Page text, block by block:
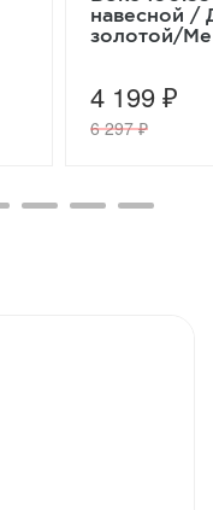
навесной /
золотой/
4 199 ₽
6 297 ₽